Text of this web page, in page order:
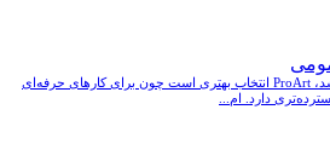
اگر دقت رنگ برایتان مهم باشد، ProArt انتخاب بهتری است چون برای کارهای حرفه‌ای
دارد. ام...